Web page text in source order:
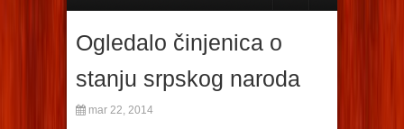
Ogledalo činjenica o
stanju srpskog naroda
mar 22, 2014